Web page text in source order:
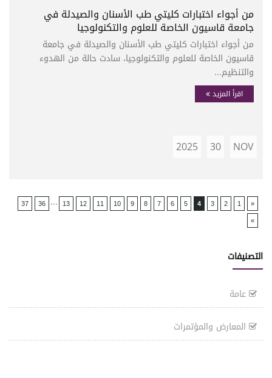
من أجواء اختبارات كليتي طب الأسنان والصيدلة في
جامعة قاسيون الخاصة للعلوم والتكنولوجيا
من أجواء اختبارات كليتي طب الأسنان والصيدلة في جامعة
قاسيون الخاصة للعلوم والتكنولوجيا، سادت حالة من الهدوء
والتنظيم...
اقرأ المزيد
NOV
30
2025
«
1
2
3
4
5
6
7
8
9
10
11
12
13
...
36
37
»
التصنيفات
عامة
المعارض والمؤتمرات